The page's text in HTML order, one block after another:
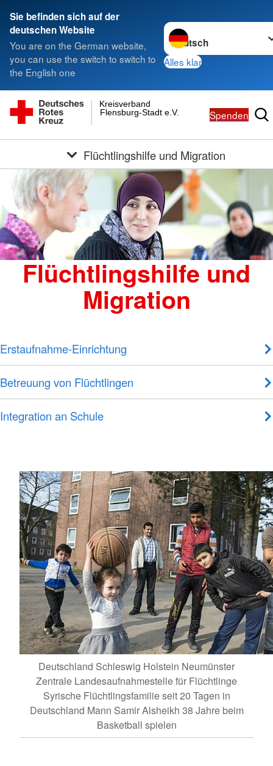
Sie befinden sich auf der
deutschen Website
You are on the German website,
you can use the switch to switch to
the English one
Sprache wechseln zu
Alles klar
Flensburg-Stadt e.V.
Kreisverband
Spenden
Flüchtlingshilfe und Migration
Flüchtlingshilfe und
Migration
Erstaufnahme-Einrichtung
Betreuung von Flüchtlingen
Integration an Schule
Deutschland Schleswig Holstein Neumünster
Zentrale Landesaufnahmestelle für Flüchtlinge
Syrische Flüchtlingsfamilie seit 20 Tagen in
Deutschland Mann Samir Alsheikh 38 Jahre beim
Basketball spielen